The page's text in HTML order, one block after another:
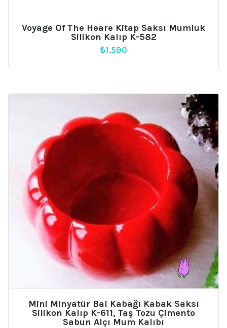
Voyage Of The Heare Kitap Saksı Mumluk
Silikon Kalıp K-582
₺1.590
Mini Minyatür Bal Kabağı Kabak Saksı
Silikon Kalıp K-611, Taş Tozu Çimento
Sabun Alçı Mum Kalıbı